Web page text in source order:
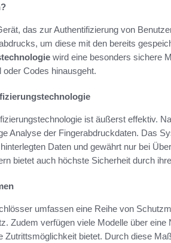
das zur Authentifizierung von
um diese mit den bereits
wird eine besonders sichere
Codes hinausgeht.
ist äußerst effektiv.
Analyse der Fingerabdruckdaten. Das
Daten und gewährt nur bei
bietet auch höchste Sicherheit durch
umfassen eine Reihe von
Zudem verfügen viele Modelle über eine
Zutrittsmöglichkeit bietet. Durch diese